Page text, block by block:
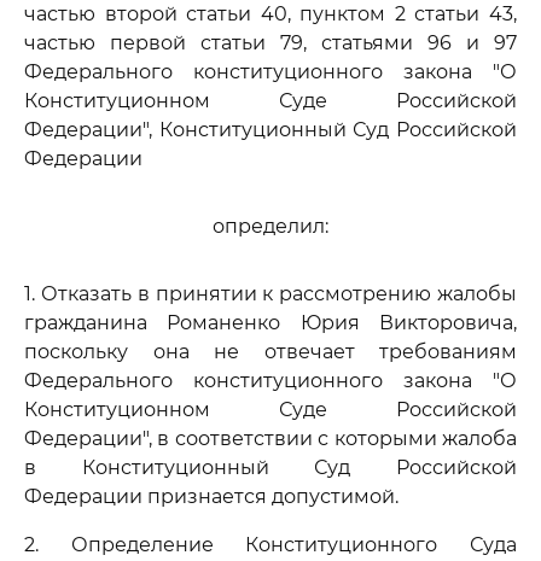
частью второй статьи 40, пунктом 2 статьи 43,
частью первой статьи 79, статьями 96 и 97
Федерального конституционного закона "О
Конституционном Суде Российской
Федерации", Конституционный Суд Российской
Федерации
определил:
1. Отказать в принятии к рассмотрению жалобы
гражданина Романенко Юрия Викторовича,
поскольку она не отвечает требованиям
Федерального конституционного закона "О
Конституционном Суде Российской
Федерации", в соответствии с которыми жалоба
в Конституционный Суд Российской
Федерации признается допустимой.
2. Определение Конституционного Суда